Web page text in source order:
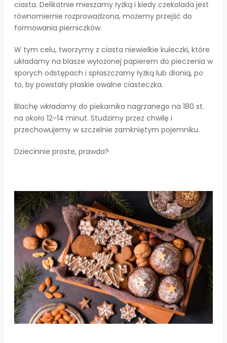
ciasta. Delikatnie mieszamy łyżką i kiedy czekolada jest
równomiernie rozprowadzona, możemy przejść do
formowania pierniczków.
W tym celu, tworzymy z ciasta niewielkie kuleczki, które
układamy na blasze wyłożonej papierem do pieczenia w
sporych odstępach i spłaszczamy łyżką lub dłonią, po
to, by powstały płaskie owalne ciasteczka.
Blachę wkładamy do piekarnika nagrzanego na 180 st.
na około 12-14 minut. Studzimy przez chwilę i
przechowujemy w szczelnie zamkniętym pojemniku.
Dziecinnie proste, prawda?